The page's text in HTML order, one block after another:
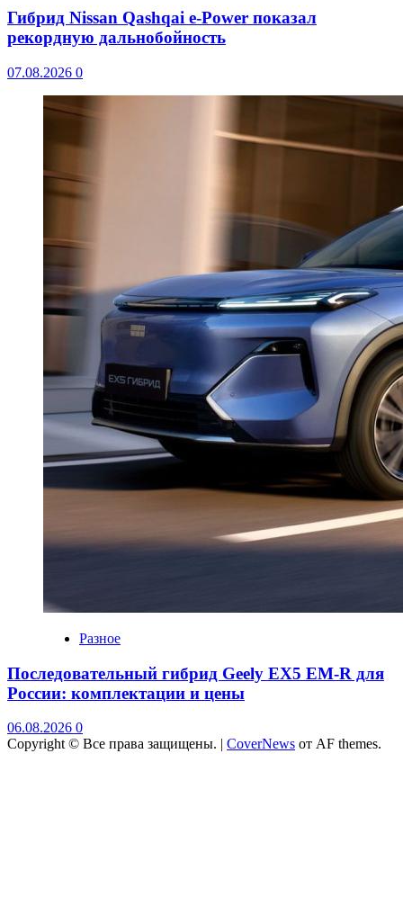
Гибрид Nissan Qashqai e-Power показал
рекордную дальнобойность
07.08.2026 0
Разное
Последовательный гибрид Geely EX5 EM-R для
России: комплектации и цены
06.08.2026 0
Copyright © Все права защищены. | CoverNews от AF themes.